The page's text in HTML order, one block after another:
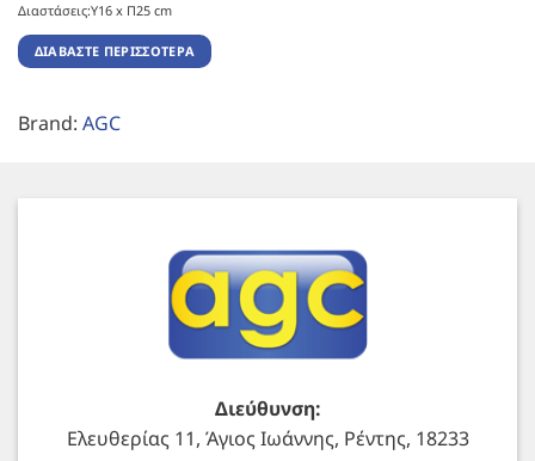
Διαστάσεις:Υ16 x Π25 cm
ΔΙΑΒΆΣΤΕ ΠΕΡΙΣΣΌΤΕΡΑ
Brand: AGC
Διεύθυνση:
Ελευθερίας 11, Άγιος Ιωάννης, Ρέντης, 18233